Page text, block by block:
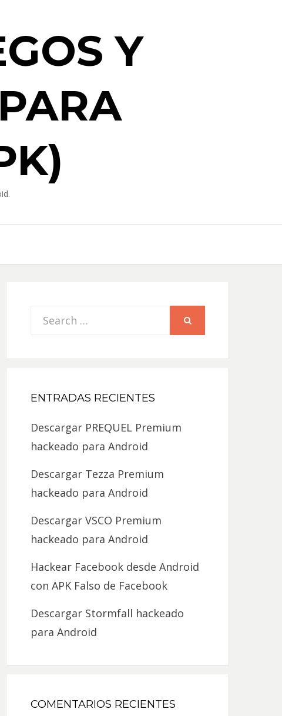
Y
Search
ENTRADAS RECIENTES
Descargar PREQUEL Premium
hackeado para Android
Descargar Tezza Premium
hackeado para Android
Descargar VSCO Premium
hackeado para Android
Hackear Facebook desde Android
con APK Falso de Facebook
Descargar Stormfall hackeado
para Android
COMENTARIOS RECIENTES